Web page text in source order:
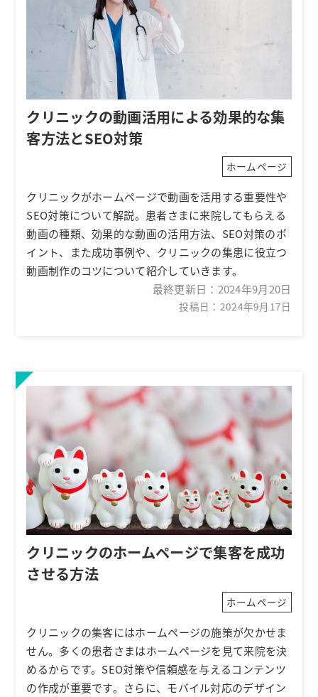
クリニックの動画活用による効果的な集
客方法とSEO対策
ホームページ
クリニックがホームページで動画を活用する重要性や
SEO対策について解説。患者さまに来院してもらえる
動画の種類、効果的な動画の活用方法、SEO対策のポ
イント、また成功事例や、クリニックの集患に役立つ
動画制作のコツについて紹介していきます。
最終更新日： 2024年9月20日
投稿日：2024年9月17日
クリニックのホームページで集客を成功
させる方法
ホームページ
クリニックの集客にはホームページの施策が欠かせま
せん。多くの患者さまはホームページを見て来院を決
めるからです。SEO対策や信頼感を与えるコンテンツ
の作成が重要です。さらに、モバイル対応のデザイン